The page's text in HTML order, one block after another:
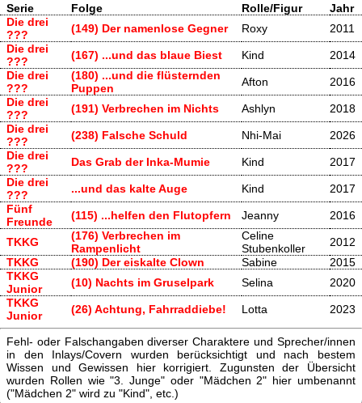
Serie Folge Rolle/Figur
Jahr
Die drei
???
(149) Der namenlose Gegner Roxy
2011
Die drei
???
(167) ...und das blaue Biest Kind
2014
Die drei
???
(180) ...und die flüsternden
Puppen
Afton
2016
Die drei
???
(191) Verbrechen im Nichts Ashlyn
2018
Die drei
???
(238) Falsche Schuld Nhi-Mai
2026
Die drei
???
Das Grab der Inka-Mumie Kind
2017
Die drei
???
...und das kalte Auge Kind
2017
Fünf
Freunde
(115) ...helfen den Flutopfern Jeanny 2016
TKKG
(176) Verbrechen im
Rampenlicht
Celine
Stubenkoller
2012
TKKG
(190) Der eiskalte Clown Sabine
2015
TKKG
Junior
(10) Nachts im Gruselpark Selina
2020
TKKG
Junior
(26) Achtung, Fahrraddiebe! Lotta 2023
Fehl- oder Falschangaben diverser Charaktere und Sprecher/innen
in den Inlays/Covern wurden berücksichtigt und nach bestem
Wissen und Gewissen hier korrigiert. Zugunsten der Übersicht
wurden Rollen wie "3. Junge" oder "Mädchen 2" hier umbenannt
("Mädchen 2" wird zu "Kind", etc.)